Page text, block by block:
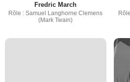
Fredric March
Rôle : Samuel Langhorne Clemens
(Mark Twain)